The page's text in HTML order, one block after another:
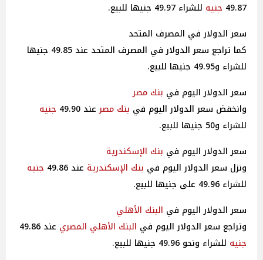
49.87 جنيه للشراء 49.97 جنيها للبيع.
سعر الدولار في المصرف المتحد
كما تراجع سعر الدولار في المصرف المتحد عند 49.85 جنيها
للشراء و49.95 جنيها للبيع.
سعر الدولار اليوم في بنك مصر
وانخفض سعر الدولار اليوم في بنك مصرعند 49.90
جنيه
للشراء و50 جنيها للبيع.
سعر الدولار اليوم في بنك الإسكندرية
ونزل سعر الدولار اليوم في بنك الإسكندرية عند 49.86
جنيه
للشراء 49.96 على جنيها للبيع.
سعر الدولار اليوم في البنك الأهلي
وتراجع سعر الدولار اليوم في البنك الأهلي المصري عند 49.86
جنيه للشراء ونحو 49.96 جنيها للبيع.